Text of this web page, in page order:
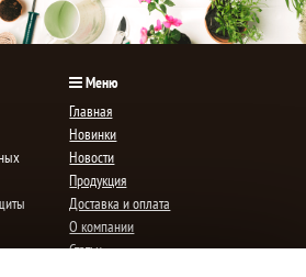
Меню
Главная
Новинки
Новости
Продукция
Доставка и оплата
О компании
Статьи